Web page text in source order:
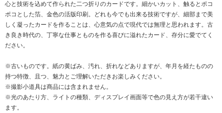
心と技術を込めて作られた二つ折りのカードです。細かいカット、触るとポコ
ポコとした箔、金色の活版印刷。どれも今でも出来る技術ですが、細部まで美
しく凝ったカードを作ることは、心意気の点で現代では無理と思われます。古
き良き時代の、丁寧な仕事とものを作る喜びに溢れたカード、存分に愛でてく
ださい。
※古いものです。紙の黄ばみ、汚れ、折れなどありますが、年月を経たものの
持つ特徴、且つ、魅力とご理解いただきお楽しみください。
※撮影小道具は商品には含まれません。
※光のあたり方、ライトの種類、ディスプレイ画面等で色の見え方が若干違い
ます。